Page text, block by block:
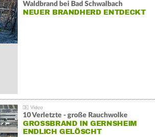
Waldbrand bei Bad Schwalbach
NEUER BRANDHERD ENTDECKT
10 Verletzte - große Rauchwolke
GROSSBRAND IN GERNSHEIM E
NDLICH GELÖSCHT